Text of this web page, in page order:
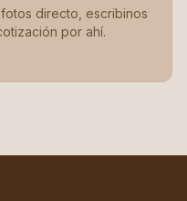
directo, escribinos
por ahí.